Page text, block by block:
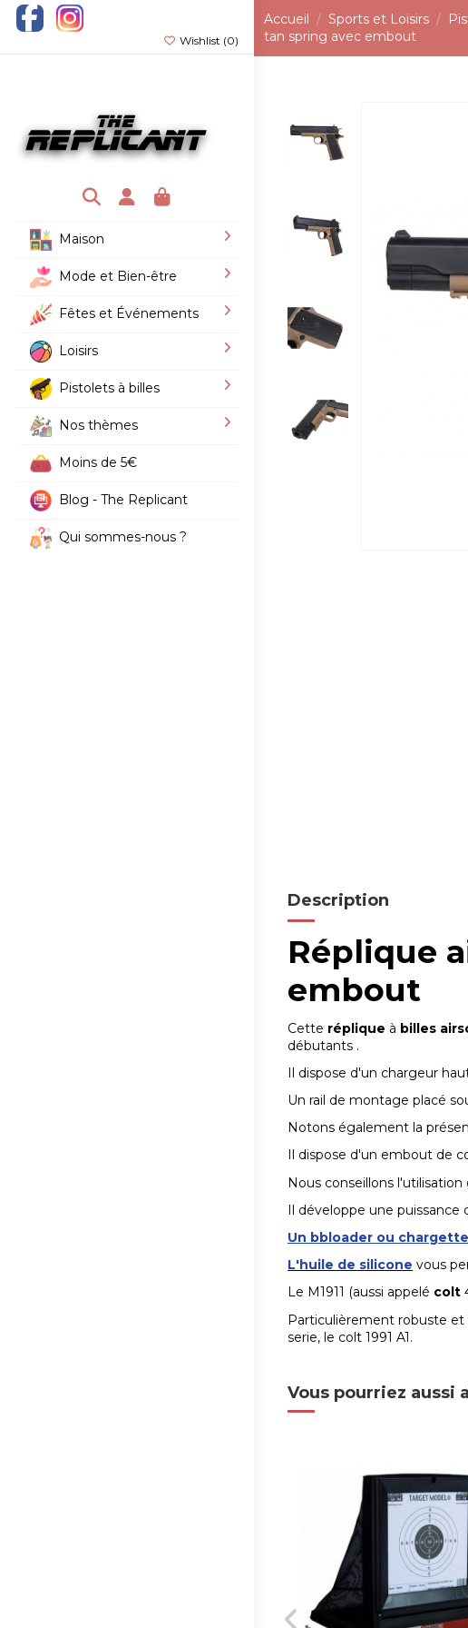
Wishlist (0)
Maison
Mode et Bien-être
Fêtes et Événements
Loisirs
Pistolets à billes
Nos thèmes
Moins de 5€
Blog - The Replicant
Qui sommes-nous ?
Accueil Sports et Loisirs
tan spring avec embout
Description
Réplique
embout
Cette réplique à billes
débutants .
Il dispose d'un chargeur
Un rail de montage placé
Notons également la
Il dispose d'un embout de
Nous conseillons l'utilisation
Il développe une puissance
Un bbloader ou
L'huile de silicone vous
Le M1911 (aussi appelé colt
Particulièrement robuste et
serie, le colt 1991 A1.
Vous pourriez aussi